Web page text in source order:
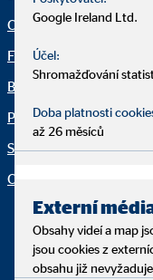
O nás
Finanční řešení
Blog
Pro média
Servis
Organization: "Fakta
Google Ireland Ltd.
Účel:
Shromažďování
Doba platnosti
až 26 měsíců
Externí
Obsahy videí a map
jsou cookies z
obsahu již